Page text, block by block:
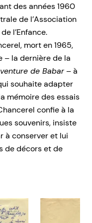
des années 1960
de l’Association
l’Enfance.
mort en 1965,
– la dernière de la
de Babar – à
souhaite adapter
mémoire des essais
confie à la
souvenirs, insiste
à conserver et lui
de décors et de